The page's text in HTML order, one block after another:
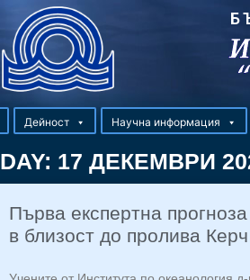
Дейност Научна информация
DAY: 17 ДЕКЕМВРИ
Първа експертна
в близост до пролива Керч